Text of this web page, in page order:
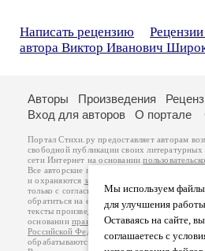
Написать рецензию
автора Виктор Иванович
Мы используем
для улучшения
Оставаясь на сайте, вы
соглашаетесь с
Авторы Произведения
Вход для авторов
О портале
Портал Стихи.ру предоставляет авторам
свободной публикации своих литературных
сети Интернет на основании
Все авторские права на произведения
и охраняются законом
. Перепечатка
только с согласия его автора, к которому
обратиться на его авторской странице.
тексты произведений авторы несут
основанииправил публикациии
Российской Федерации
обрабатываются на основанииПолитики